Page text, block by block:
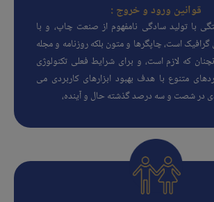
قوانین ورود و خروج :
با تولید سادگی نامفهوم از صنعت چاپ، و با
گرافیک است، چاپگرها و متون بلکه روزنامه و مجله
که لازم است، و برای شرایط فعلی تکنولوژی
متنوع با هدف بهبود ابزارهای کاربردی می
در شصت و سه درصد گذشته حال و آینده،